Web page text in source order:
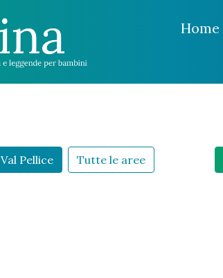
Home
Val Pellice Tutte le aree